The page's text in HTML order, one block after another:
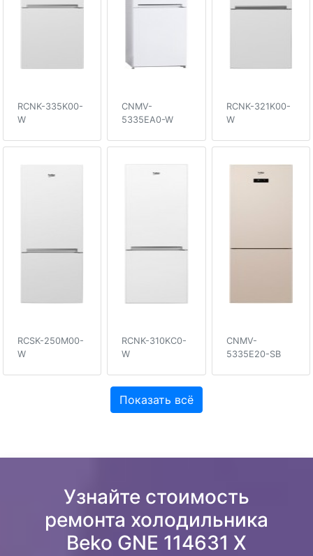
RCNK-335K00-
W
CNMV-
5335EA0-W
RCNK-321K00-
W
RCSK-250M00-
W
RCNK-310KC0-
W
CNMV-
5335E20-SB
Показать всё
Узнайте стоимость
ремонта холодильника
Beko GNE 114631 X